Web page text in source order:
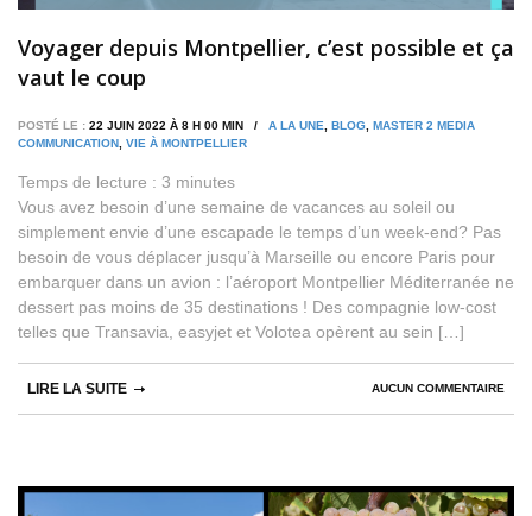
Voyager depuis Montpellier, c’est possible et ça
vaut le coup
POSTÉ LE : 22 JUIN 2022 À 8 H 00 MIN / A LA UNE BLOG MASTER 2 MEDIA
COMMUNICATION VIE À MONTPELLIER
Temps de lecture : 3 minutes
Vous avez besoin d’une semaine de vacances au soleil ou
simplement envie d’une escapade le temps d’un week-end? Pas
besoin de vous déplacer jusqu’à Marseille ou encore Paris pour
embarquer dans un avion : l’aéroport Montpellier Méditerranée ne
dessert pas moins de 35 destinations ! Des compagnie low-cost
telles que Transavia, easyjet et Volotea opèrent au sein […]
AUCUN COMMENTAIRE
LIRE LA SUITE